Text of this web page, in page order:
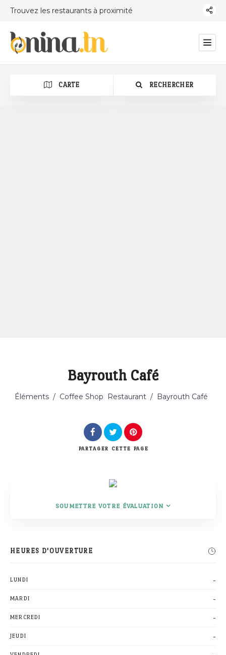
Trouvez les restaurants à proximité
CARTE RECHERCHER
Catégorie
Rechercher
Bayrouth Café
Éléments / Coffee Shop Restaurant / Bayrouth Café
PARTAGER CETTE PAGE
SOUMETTRE VOTRE ÉVALUATION
HEURES D'OUVERTURE
LUNDI -
MARDI -
MERCREDI -
JEUDI -